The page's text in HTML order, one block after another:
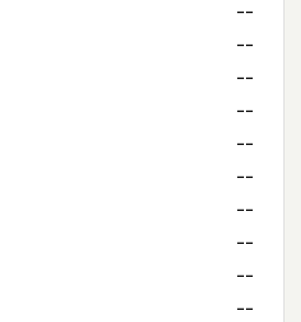
--
--
--
--
--
--
--
--
--
--